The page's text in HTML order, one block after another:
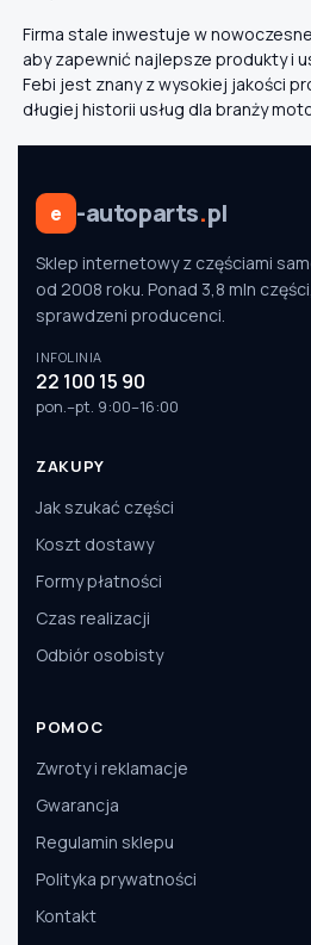
Firma stale inwestuje w
aby zapewnić najlepsze produkty i
Febi jest znany z wysokiej jakości
długiej historii usług dla branży
e -autoparts.pl
Sklep internetowy z częściami
od 2008 roku. Ponad 3,8 mln
sprawdzeni producenci.
INFOLINIA
22 100 15 90
pon.–pt. 9:00–16:00
ZAKUPY
Jak szukać części
Koszt dostawy
Formy płatności
Czas realizacji
Odbiór osobisty
POMOC
Zwroty i reklamacje
Gwarancja
Regulamin sklepu
Polityka prywatności
Kontakt